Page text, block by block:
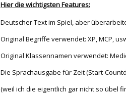
Hier die wichtigsten Features:
Deutscher Text im Spiel, aber
Original Begriffe verwendet: XP, MCP,
Original Klassennamen verwendet:
Die Sprachausgabe für Zeit (Start-
(weil ich die eigentlich gar nicht so übel